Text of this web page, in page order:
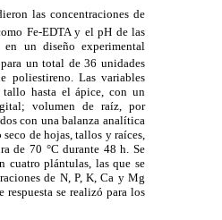
las concentraciones de
Fe-EDTA y el pH de las
un diseño experimental
un total de 36 unidades
poliestireno. Las variables
tallo hasta el ápice, con un
volumen de raíz, por
con una balanza analítica
de hojas, tallos y raíces,
de 70 °C durante 48 h. Se
cuatro plántulas, las que se
de N, P, K, Ca y Mg
se realizó para los